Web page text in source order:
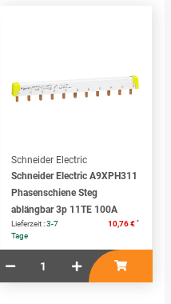
Schneider Electric
Schneider Electric A9XPH311
Phasenschiene Steg
ablängbar 3p 11TE 100A
Lieferzeit :3-7
Tage
10,76 € *